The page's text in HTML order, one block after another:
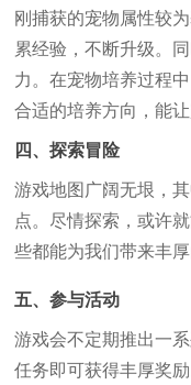
刚捕获的宠物属性较
累经验，不断升级。
力。在宠物培养过程
合适的培养方向，能
四、探索冒险
游戏地图广阔无垠，
点。尽情探索，或许
些都能为我们带来丰
五、参与活动
游戏会不定期推出一
任务即可获得丰厚奖